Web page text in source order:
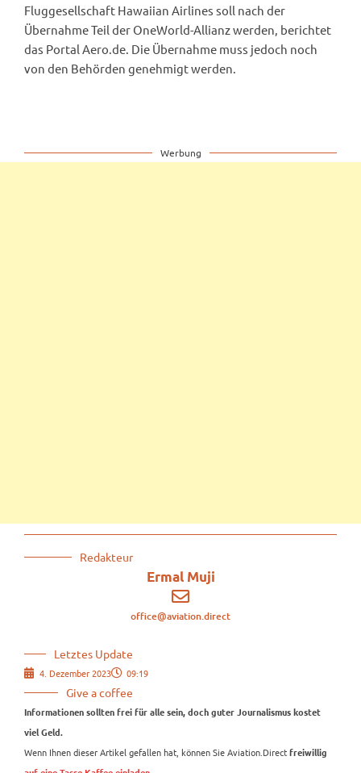
Redakteur
Ermal Muji
office@aviation.direct
Letztes Update
4. Dezember 2023 09:19
Give a coffee
Informationen sollten frei für alle sein, doch guter Journalismus kostet
viel Geld.
Wenn Ihnen dieser Artikel gefallen hat, können Sie Aviation.Direct freiwillig
Fluggesellschaft Hawaiian Airlines soll nach der
Übernahme Teil der OneWorld-Allianz werden, berichtet
das Portal Aero.de. Die Übernahme muss jedoch noch
von den Behörden genehmigt werden.
Werbung